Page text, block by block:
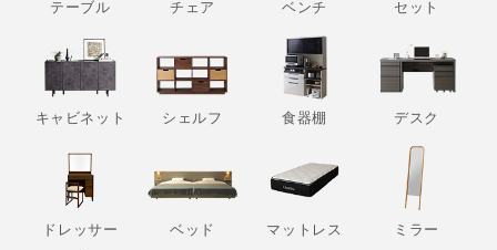
テーブル
チェア
ベンチ
セット
キャビネット シェルフ 食器棚 デスク
ドレッサー ベッド マットレス ミラー